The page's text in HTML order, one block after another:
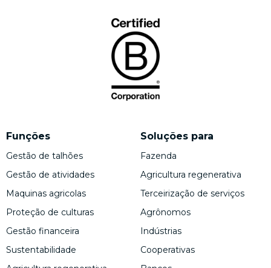
Funções
Gestão de talhões
Gestão de atividades
Maquinas agricolas
Proteção de culturas
Gestão financeira
Sustentabilidade
Soluções para
Fazenda
Agricultura regenerativa
Terceirização de serviços
Agrônomos
Indústrias
Cooperativas